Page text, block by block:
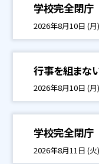
学校完全閉庁
2026年8月10日 (月)
行事を組まな
2026年8月10日 (
学校完全閉庁
2026年8月11日 (火)